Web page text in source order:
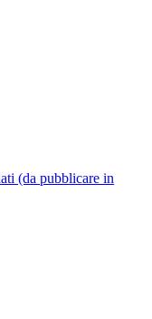
(da pubblicare in